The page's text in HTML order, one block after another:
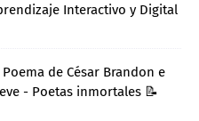
Interactivo y Digital
de César Brandon e
- Poetas inmortales 📝